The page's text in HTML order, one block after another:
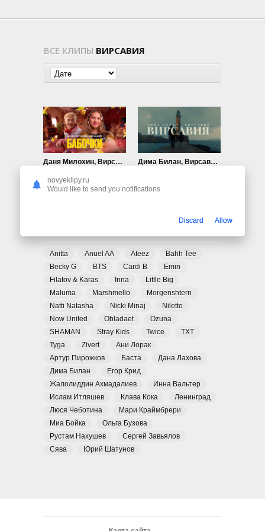
ВСЕ КЛИПЫ ВИРСАВИЯ
Даня Милохин, Вирсавия — Бабочки
Дима Билан, Вирсавия — Вирсавия
Anitta Anuel AA Ateez
Bahh Tee
Becky G
BTS Cardi B
Emin
Filatov & Karas
Inna
Little Big
Maluma
Marshmello
Morgenshtern
Natti Natasha
Nicki Minaj
Niletto
Now United
Obladaet
Ozuna
SHAMAN
Stray Kids Twice
TXT
Tyga
Zivert
Ани Лорак
Артур Пирожков
Баста
Дана Лахова
Дима Билан
Егор Крид
Жалолиддин Ахмадалиев
Инна Вальтер
Ислам Итляшев
Клава Кока
Ленинград
Люся Чеботина
Мари Краймбрери
Миа Бойка
Ольга Бузова
Рустам Нахушев
Сергей Завьялов
Сява
Юрий Шатунов
novyeklipy.ru
Would like to send you notifications
Discard Allow